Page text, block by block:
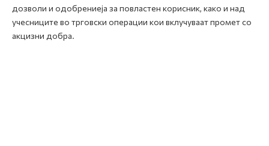
дозволи и одобрениеја за повластен корисник, како и над
учесниците во трговски операции кои вклучуваат промет со
акцизни добра.